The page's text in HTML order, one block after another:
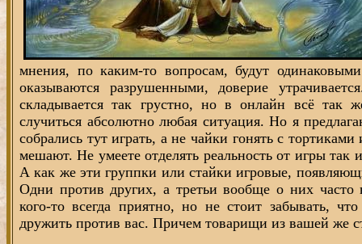
мнения, по каким-то вопросам, будут
оказываются разрушенными, доверие
складывается так грустно, но в онлайн всё
случиться абсолютно любая ситуация. Но я
собрались тут играть, а не чайки гонять с
мешают. Не умеете отделять реальность от игры так
А как же эти группки или стайки игровые,
Одни против других, а третьи вообще о них
кого-то всегда приятно, но не стоит забывать,
дружить против вас. Причем товарищи из вашей же